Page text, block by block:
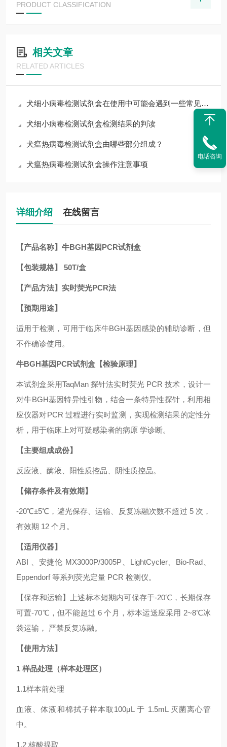
PRODUCT CLASSIFICATION
相关文章
RELATED ARTICLES
犬细小病毒检测试剂盒在使用中可能会遇到一些常见问题
犬细小病毒检测试剂盒检测结果的判读
犬瘟热病毒检测试剂盒由哪些部分组成？
犬瘟热病毒检测试剂盒操作注意事项
详细介绍 在线留言
【产品名称】牛BGH基因PCR试剂盒
【包装规格】 50T/盒
【产品方法】实时荧光PCR法
【预期用途】
适用于检测，可用于临床牛BGH基因感染的辅助诊断，但
不作确诊使用。
牛BGH基因PCR试剂盒【检验原理】
本试剂盒采用TaqMan 探针法实时荧光 PCR 技术，设计一
对牛BGH基因特异性引物，结合一条特异性探针，利用相
应仪器对PCR 过程进行实时监测，实现检测结果的定性分
析，用于临床上对可疑感染者的病原 学诊断。
【主要组成成份】
反应液、酶液、阳性质控品、阴性质控品。
【储存条件及有效期】
-20℃±5℃，避光保存、运输、反复冻融次数不超过 5 次，
有效期 12 个月。
【适用仪器】
ABI 、安捷伦 MX3000P/3005P、LightCycler、Bio-Rad、
Eppendorf 等系列荧光定量 PCR 检测仪。
【保存和运输】上述标本短期内可保存于-20℃，长期保存
可置-70℃，但不能超过 6 个月，标本运送应采用 2~8℃冰
袋运输， 严禁反复冻融。
【使用方法】
1 样品处理（样本处理区）
1.1样本前处理
血液、体液和棉拭子样本取100μL 于 1.5mL 灭菌离心管
中。
1.2 核酸提取
电话咨询